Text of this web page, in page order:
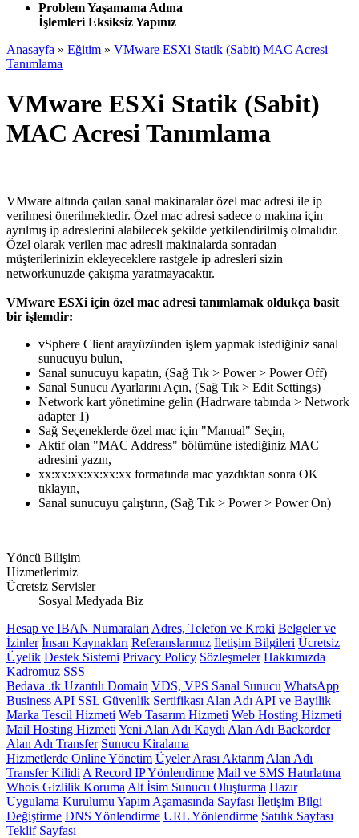
Problem Yaşamama Adına
İşlemleri Eksiksiz Yapınız
Anasayfa » Eğitim » VMware ESXi Statik (Sabit) MAC Acresi
Tanımlama
VMware ESXi Statik (Sabit)
MAC Acresi Tanımlama
VMware altında çaılan sanal makinaralar özel mac adresi ile ip
verilmesi önerilmektedir. Özel mac adresi sadece o makina için
ayrılmış ip adreslerini alabilecek şekilde yetkilendirilmiş olmalıdır.
Özel olarak verilen mac adresli makinalarda sonradan
müşterilerinizin ekleyeceklere rastgele ip adresleri sizin
networkunuzde çakışma yaratmayacaktır.
VMware ESXi için özel mac adresi tanımlamak oldukça basit
bir işlemdir:
vSphere Client arayüzünden işlem yapmak istediğiniz sanal
sunucuyu bulun,
Sanal sunucuyu kapatın, (Sağ Tık > Power > Power Off)
Sanal Sunucu Ayarlarını Açın, (Sağ Tık > Edit Settings)
Network kart yönetimine gelin (Hadrware tabında > Network
adapter 1)
Sağ Seçeneklerde özel mac için "Manual" Seçin,
Aktif olan "MAC Address" bölümüne istediğiniz MAC
adresini yazın,
xx:xx:xx:xx:xx:xx formatında mac yazdıktan sonra OK
tıklayın,
Sanal sunucuyu çalıştırın, (Sağ Tık > Power > Power On)
Yöncü Bilişim
Hizmetlerimiz
Ücretsiz Servisler
Sosyal Medyada Biz
Hesap ve IBAN Numaraları Adres, Telefon ve Kroki Belgeler ve
İzinler İnsan Kaynakları Referanslarımız İletişim Bilgileri Ücretsiz
Üyelik Destek Sistemi Privacy Policy Sözleşmeler Hakkımızda
Kadromuz SSS
Bedava .tk Uzantılı Domain VDS, VPS Sanal Sunucu WhatsApp
Business API SSL Güvenlik Sertifikası Alan Adı API ve Bayilik
Marka Tescil Hizmeti Web Tasarım Hizmeti Web Hosting Hizmeti
Mail Hosting Hizmeti Yeni Alan Adı Kaydı Alan Adı Backorder
Alan Adı Transfer Sunucu Kiralama
Hizmetlerde Online Yönetim Üyeler Arası Aktarım Alan Adı
Transfer Kilidi A Record IP Yönlendirme Mail ve SMS Hatırlatma
Whois Gizlilik Koruma Alt İsim Sunucu Oluşturma Hazır
Uygulama Kurulumu Yapım Aşamasında Sayfası İletişim Bilgi
Değiştirme DNS Yönlendirme URL Yönlendirme Satılık Sayfası
Teklif Sayfası